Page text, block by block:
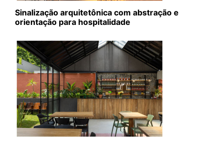
Sinalização arquitetônica com abstração e
orientação para hospitalidade